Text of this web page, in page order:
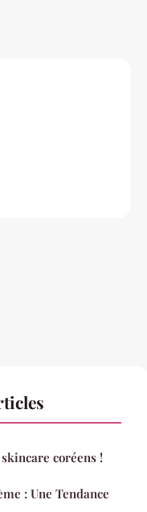
coréens !
: Une Tendance